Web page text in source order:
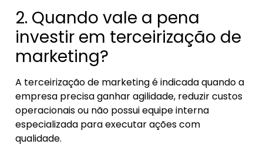
2. Quando vale a pena
investir em terceirização de
marketing?
A terceirização de marketing é indicada quando a
empresa precisa ganhar agilidade, reduzir custos
operacionais ou não possui equipe interna
especializada para executar ações com
qualidade.